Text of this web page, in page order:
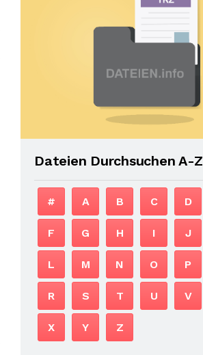
Dateien Durchsuchen A-Z
# A B C D
F G H I J
L M N O P
R S T U V
X Y Z